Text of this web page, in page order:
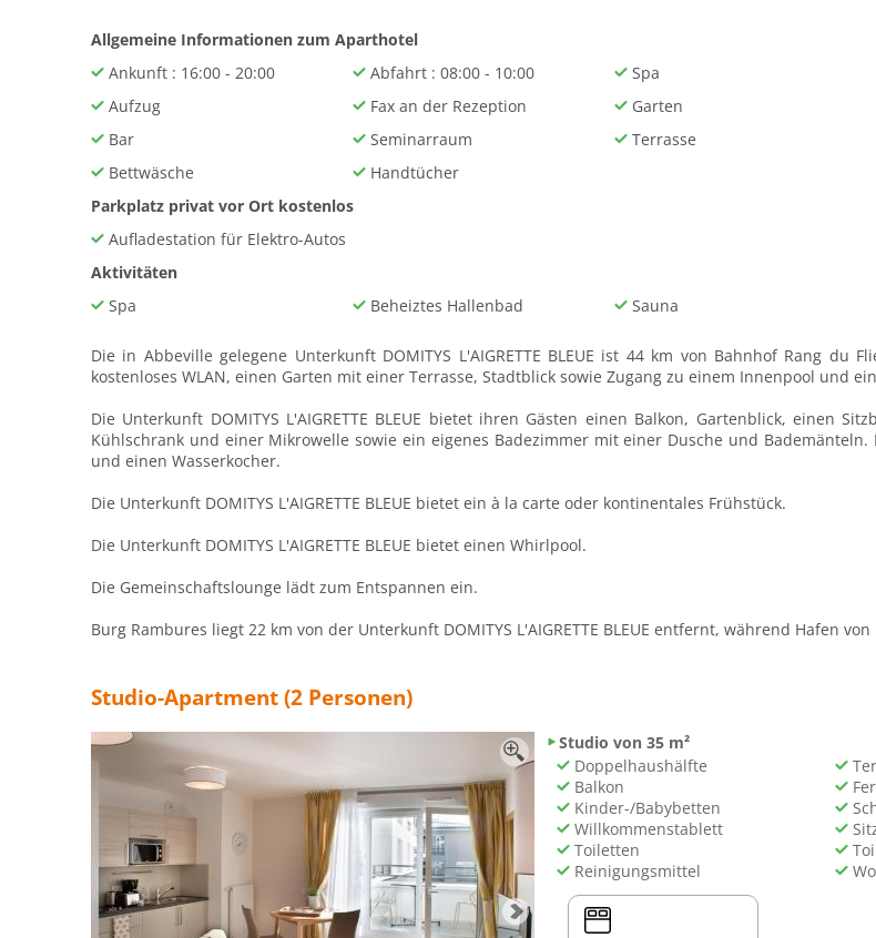
Allgemeine Informationen zum Aparthotel
Ankunft : 16:00 - 20:00
Abfahrt : 08:00 - 10:00 Spa
Aufzug
Fax an der Rezeption Garten
Bar
Seminarraum Terrasse
Bettwäsche
Handtücher
Parkplatz privat vor Ort kostenlos
Aufladestation für Elektro-Autos
Aktivitäten
Spa
Beheiztes Hallenbad Sauna
Die in Abbeville gelegene Unterkunft DOMITYS L'AIGRETTE BLEUE ist 44 km von Bahnhof Rang
kostenloses WLAN, einen Garten mit einer Terrasse, Stadtblick sowie Zugang zu einem Innenpool und
Die Unterkunft DOMITYS L'AIGRETTE BLEUE bietet ihren Gästen einen Balkon, Gartenblick, einen
Kühlschrank und einer Mikrowelle sowie ein eigenes Badezimmer mit einer Dusche und
und einen Wasserkocher.
Die Unterkunft DOMITYS L'AIGRETTE BLEUE bietet ein à la carte oder kontinentales Frühstück.
Die Unterkunft DOMITYS L'AIGRETTE BLEUE bietet einen Whirlpool.
Die Gemeinschaftslounge lädt zum Entspannen ein.
Burg Rambures liegt 22 km von der Unterkunft DOMITYS L'AIGRETTE BLEUE entfernt, während Hafen
Studio-Apartment (2 Personen)
Studio von 35 m²
Doppelhaushälfte
Balkon
Kinder-/Babybetten
Willkommenstablett
Toiletten
Reinigungsmittel